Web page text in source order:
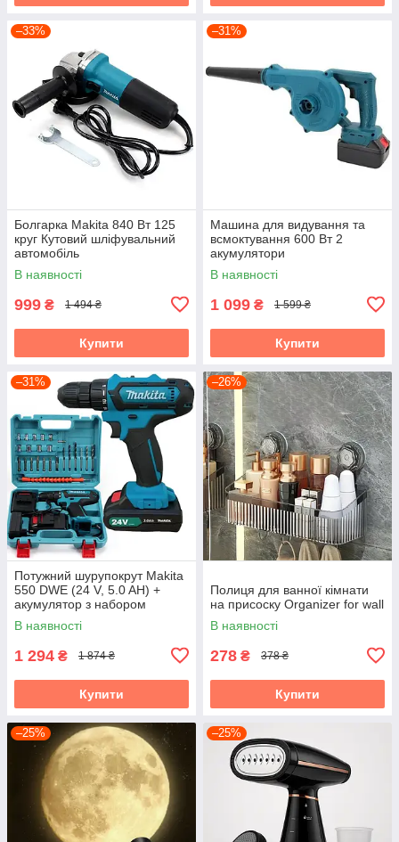
–33%
Болгарка Makita 840 Вт 125
круг Кутовий шліфувальний
автомобіль
В наявності
999 ₴ 1 494 ₴
Купити
–31%
Машина для видування та
всмоктування 600 Вт 2
акумулятори
В наявності
1 099 ₴ 1 599 ₴
Купити
–31%
Потужний шурупокрут Makita
550 DWE (24 V, 5.0 AH) +
акумулятор з набором
інструментів "Макіта"
В наявності
1 294 ₴ 1 874 ₴
Купити
–26%
Полиця для ванної кімнати
на присоску Organizer for wall
В наявності
278 ₴ 378 ₴
Купити
–25% –25%